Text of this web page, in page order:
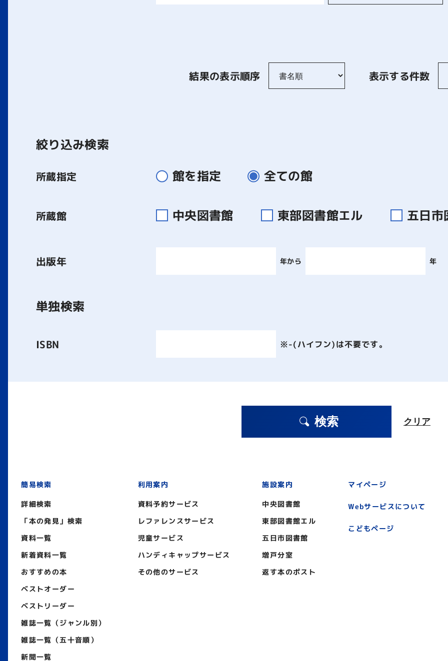
結果の表示順序 表示する件数
絞り込み検索
所蔵指定 館を指定 全ての館
所蔵館 中央図書館 東部図書館エル 五日
出版年 年から 年
単独検索
ISBN ※-(ハイフン)は不要です。
検索 クリア
簡易検索
詳細検索
「本の発見」検索
資料一覧
新着資料一覧
おすすめの本
ベストオーダー
ベストリーダー
雑誌一覧（ジャンル別）
雑誌一覧（五十音順）
新聞一覧
利用案内
資料予約サービス
レファレンスサービス
児童サービス
ハンディキャップサービス
その他のサービス
施設案内
中央図書館
東部図書館エル
五日市図書館
増戸分室
返す本のポスト
マイページ
Webサービスについて
こどもページ